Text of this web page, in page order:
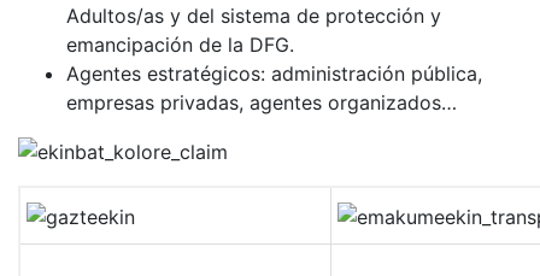
Adultos/as y del sistema de protección y
emancipación de la DFG.
Agentes estratégicos: administración pública,
empresas privadas, agentes organizados…